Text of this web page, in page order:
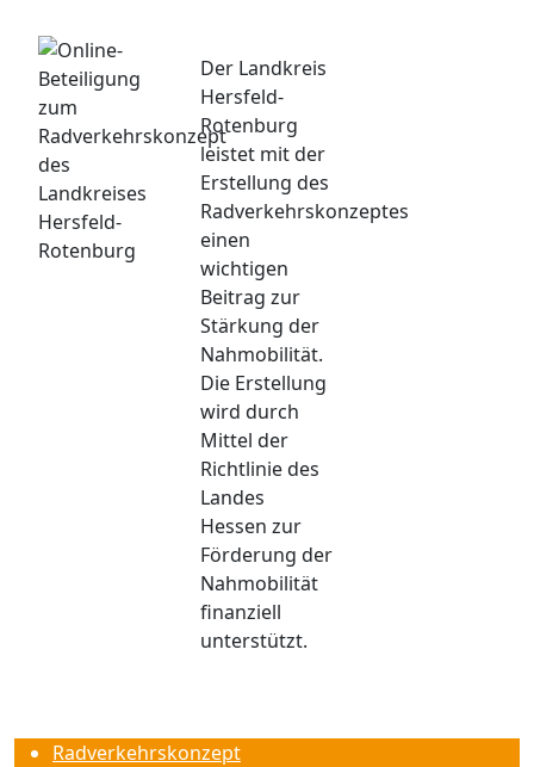
Der Landkreis
Hersfeld-
Rotenburg
leistet mit der
Erstellung des
Radverkehrskonzeptes
einen
wichtigen
Beitrag zur
Stärkung der
Nahmobilität.
Die Erstellung
wird durch
Mittel der
Richtlinie des
Landes
Hessen zur
Förderung der
Nahmobilität
finanziell
unterstützt.
Radverkehrskonzept